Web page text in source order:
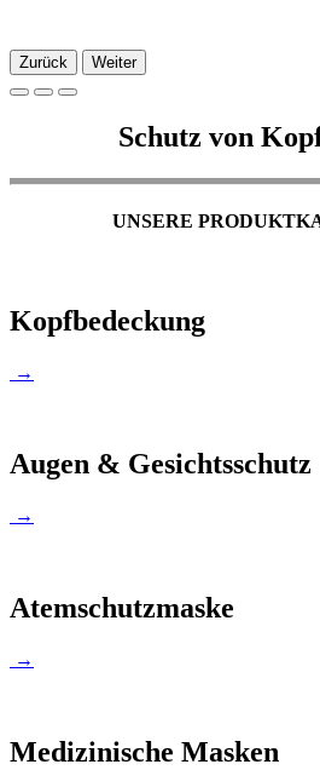
Zurück Weiter
Schutz von
UNSERE
Kopfbedeckung
→
Augen & Gesichtsschutz
→
Atemschutzmaske
→
Medizinische Masken